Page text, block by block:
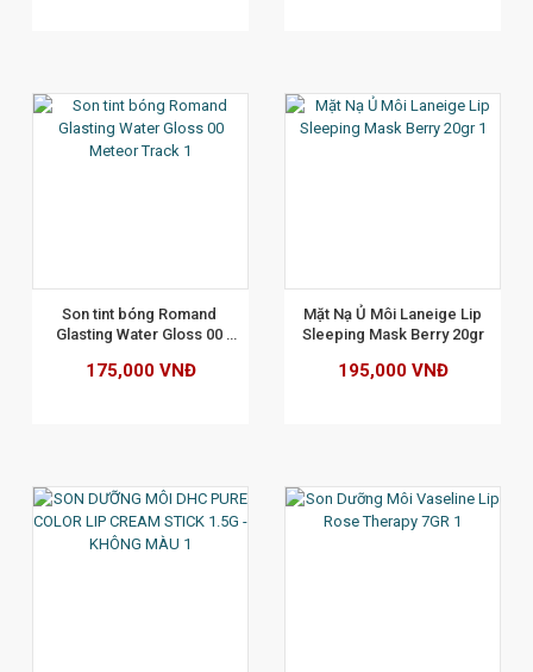
Son tint bóng Romand
Glasting Water Gloss 00
175,000 VNĐ
Mặt Nạ Ủ Môi Laneige Lip
Sleeping Mask Berry 20gr
195,000 VNĐ